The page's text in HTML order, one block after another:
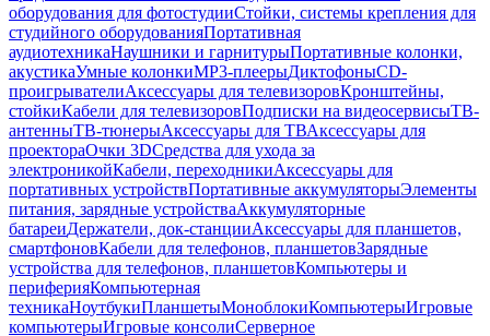
оборудования для фотостудииСтойки, системы крепления для
студийного оборудованияПортативная
аудиотехникаНаушники и гарнитурыПортативные колонки,
акустикаУмные колонкиMP3-плеерыДиктофоныCD-
проигрывателиАксессуары для телевизоровКронштейны,
стойкиКабели для телевизоровПодписки на видеосервисыТВ-
антенныТВ-тюнерыАксессуары для ТВАксессуары для
проектораОчки 3DСредства для ухода за
электроникойКабели, переходникиАксессуары для
портативных устройствПортативные аккумуляторыЭлементы
питания, зарядные устройстваАккумуляторные
батареиДержатели, док-станцииАксессуары для планшетов,
смартфоновКабели для телефонов, планшетовЗарядные
устройства для телефонов, планшетовКомпьютеры и
периферияКомпьютерная
техникаНоутбукиПланшетыМоноблокиКомпьютерыИгровые
компьютерыИгровые консолиСерверное